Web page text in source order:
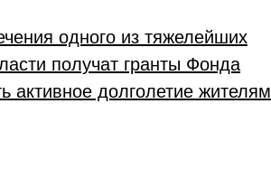
одного из тяжелейших
получат гранты Фонда
активное долголетие жителям